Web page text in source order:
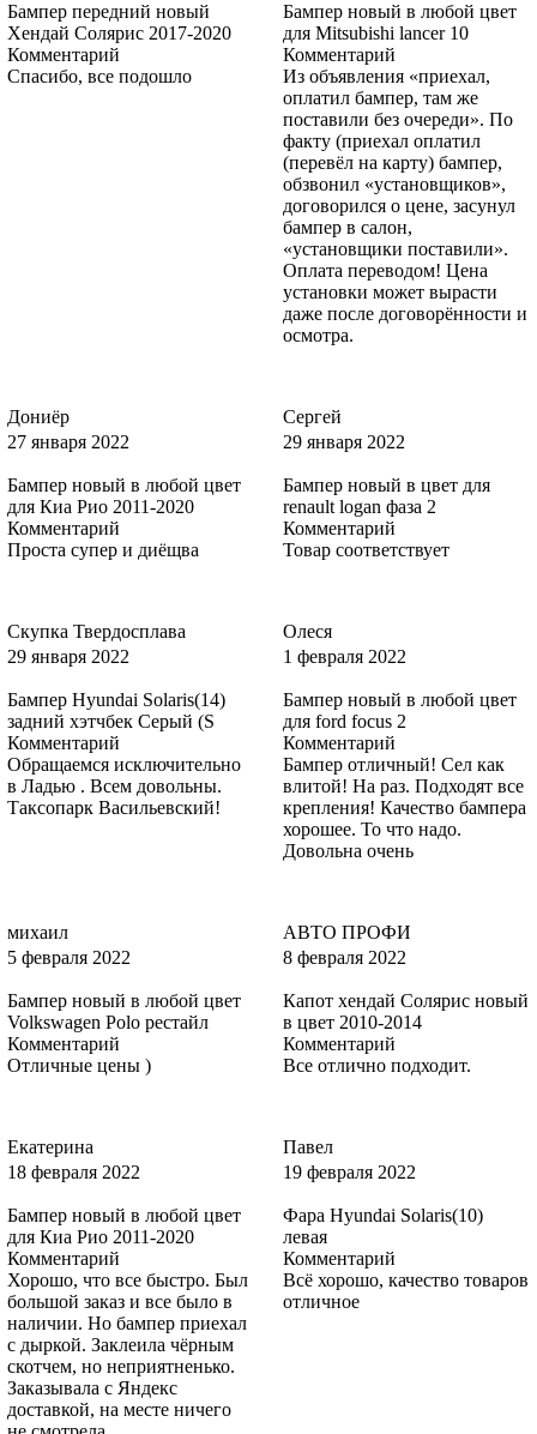
2851, JAYC, JAYCWWA, 17V - PANTHER BLACK
2851, JAYC, JAYCWWA, 17V - PANTHER BLACK
2851, JAYC, JAYCWWA, 17V - PANTHER BLACK
2851, JAYC, JAYCWWA, 17V - PANTHER BLACK
6DYE, 6DYEWWA - SEA GREY
3RSE, 3RSEWWA - TANGO RED, ROUGE TANGO
3RSE, 3RSEWWA - TANGO RED, ROUGE TANGO
3DTC, 3DTCWWA - TONIC
Бампер передний новый
Хендай Солярис 2017-2020
Комментарий
Спасибо, все подошло
Бампер новый в любой цвет
для Mitsubishi lancer 10
Комментарий
Из объявления «приехал,
оплатил бампер, там же
поставили без очереди». По
факту (приехал оплатил
(перевёл на карту) бампер,
обзвонил «установщиков»,
договорился о цене, засунул
бампер в салон,
«установщики поставили».
Оплата переводом! Цена
установки может вырасти
даже после договорённости и
осмотра.
Дониёр
27 января 2022
Бампер новый в любой цвет
для Киа Рио 2011-2020
Комментарий
Проста супер и диёщва
Сергей
29 января 2022
Бампер новый в цвет для
renault logan фаза 2
Комментарий
Товар соответствует
Скупка Твердосплава
29 января 2022
Бампер Hyundai Solaris(14)
задний хэтчбек Серый (S
Комментарий
Обращаемся исключительно
в Ладью . Всем довольны.
Таксопарк Васильевский!
Олеся
1 февраля 2022
Бампер новый в любой цвет
для ford focus 2
Комментарий
Бампер отличный! Сел как
влитой! На раз. Подходят все
крепления! Качество бампера
хорошее. То что надо.
Довольна очень
михаил
5 февраля 2022
Бампер новый в любой цвет
Volkswagen Polo рестайл
Комментарий
Отличные цены )
АВТО ПРОФИ
8 февраля 2022
Капот хендай Солярис новый
в цвет 2010-2014
Комментарий
Все отлично подходит.
Екатерина
18 февраля 2022
Бампер новый в любой цвет
для Киа Рио 2011-2020
Комментарий
Хорошо, что все быстро. Был
большой заказ и все было в
наличии. Но бампер приехал
с дыркой. Заклеила чёрным
скотчем, но неприятненько.
Заказывала с Яндекс
доставкой, на месте ничего
Павел
19 февраля 2022
Фара Hyundai Solaris(10)
левая
Комментарий
Всё хорошо, качество товаров
отличное